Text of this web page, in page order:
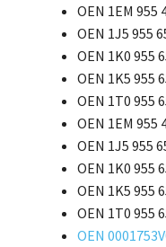
OEN 1EM 955
OEN 1J5 955
OEN 1K0 955
OEN 1K5 955
OEN 1T0 955
OEN 1EM 955
OEN 1J5 955
OEN 1K0 955
OEN 1K5 955
OEN 1T0 955
OEN